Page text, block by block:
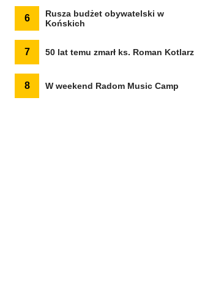
6
Rusza budżet obywatelski w
Końskich
7 50 lat temu zmarł ks. Roman Kotlarz
8 W weekend Radom Music Camp